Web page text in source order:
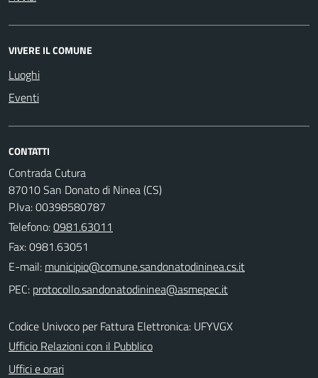
VIVERE IL COMUNE
Luoghi
Eventi
CONTATTI
Contrada Cutura
87010 San Donato di Ninea (CS)
P.Iva: 00398580787
Telefono:0981.63011
Fax: 0981.63051
E-mail:
PEC:
Codice Univoco per Fattura Elettronica: UFYVGX
Ufficio Relazioni con il Pubblico
Uffici e orari